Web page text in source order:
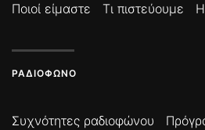
Ποιοί είμαστε Τι πιστεύουμε
ΡΑΔΙΌΦΩΝΟ
Συχνότητες ραδιοφώνου